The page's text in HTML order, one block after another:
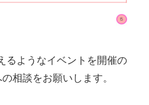
るようなイベントを開催の
相談をお願いします。